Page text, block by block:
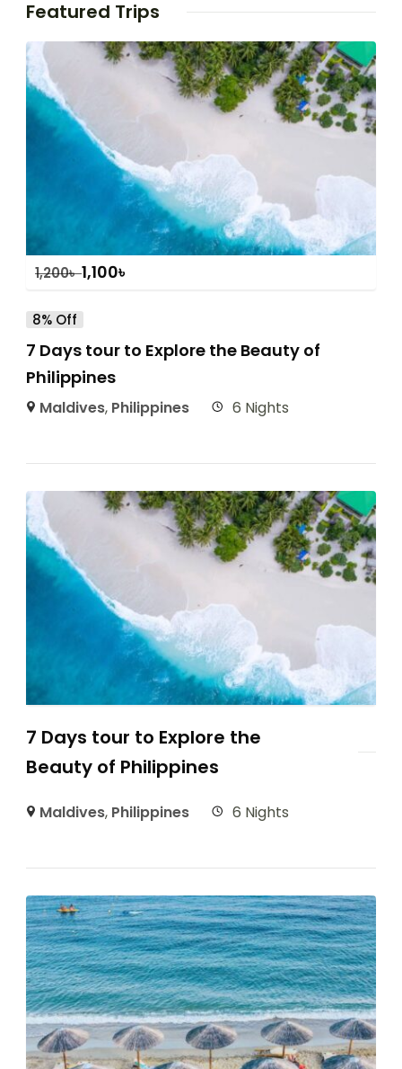
Featured Trips
1,200৳1,100৳
8% Off
7 Days tour to Explore the Beauty of
Philippines
Maldives, Philippines 6 Nights
7 Days tour to Explore the
Beauty of Philippines
Maldives, Philippines 6 Nights